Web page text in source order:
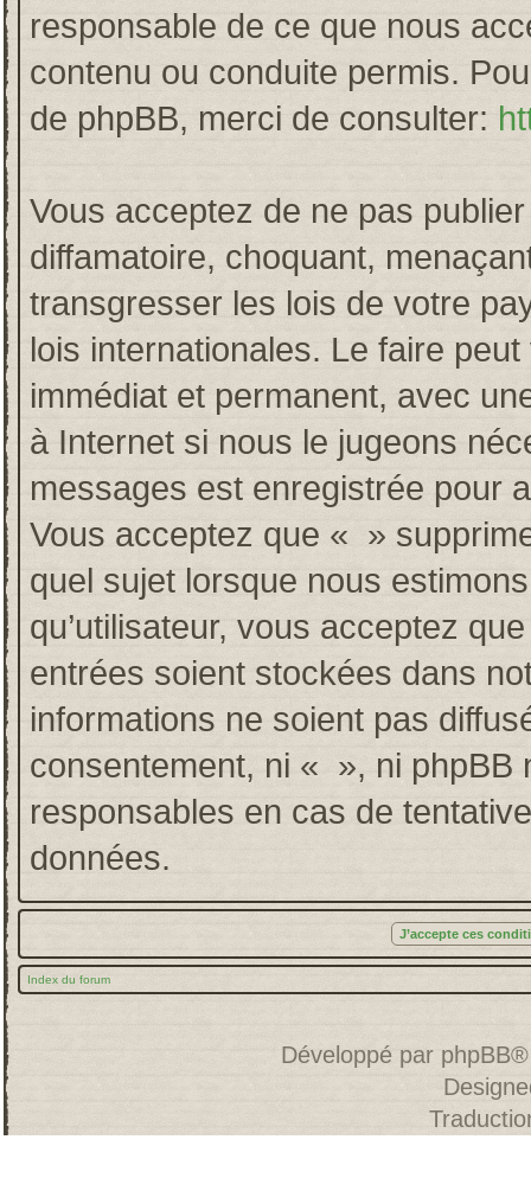
responsable de ce que nous
contenu ou conduite permis.
de phpBB, merci de consulter:
Vous acceptez de ne pas
diffamatoire, choquant,
transgresser les lois de votre
lois internationales. Le faire
immédiat et permanent, avec
à Internet si nous le jugeons
messages est enregistrée pour
Vous acceptez que « »
quel sujet lorsque nous
qu’utilisateur, vous acceptez
entrées soient stockées dans
informations ne soient pas
consentement, ni « », ni phpBB
responsables en cas de
données.
Index du forum
Développé par phpBB®